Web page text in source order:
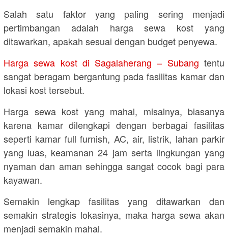
Salah satu faktor yang paling sering menjadi
pertimbangan adalah harga sewa kost yang
ditawarkan, apakah sesuai dengan budget penyewa.
Harga sewa kost di Sagalaherang – Subang tentu
sangat beragam bergantung pada fasilitas kamar dan
lokasi kost tersebut.
Harga sewa kost yang mahal, misalnya, biasanya
karena kamar dilengkapi dengan berbagai fasilitas
seperti kamar full furnish, AC, air, listrik, lahan parkir
yang luas, keamanan 24 jam serta lingkungan yang
nyaman dan aman sehingga sangat cocok bagi para
kayawan.
Semakin lengkap fasilitas yang ditawarkan dan
semakin strategis lokasinya, maka harga sewa akan
menjadi semakin mahal.